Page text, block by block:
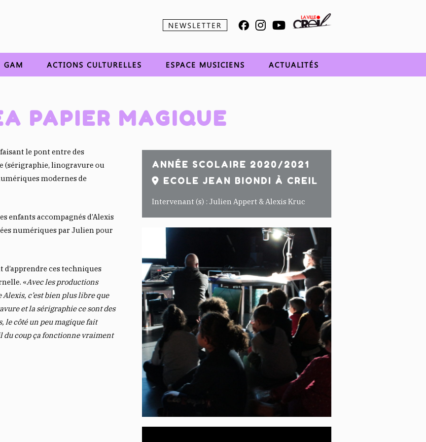
NEWSLETTER
Aller au contenu
GAM ACTIONS CULTURELLES ESPACE MUSICIENS ACTUALITÉS
PAPIER MAGIQUE
le pont entre des
(sérigraphie, linogravure ou
modernes de
enfants accompagnés d’Alexis
numériques par Julien pour
d’apprendre ces techniques
«Avec les productions
Alexis, c’est bien plus libre que
et la sérigraphie ce sont des
le côté un peu magique fait
du coup ça fonctionne vraiment
ANNÉE SCOLAIRE 2020/2021
ECOLE JEAN BIONDI À CREIL
Intervenant (s) : Julien Appert & Alexis Kruc